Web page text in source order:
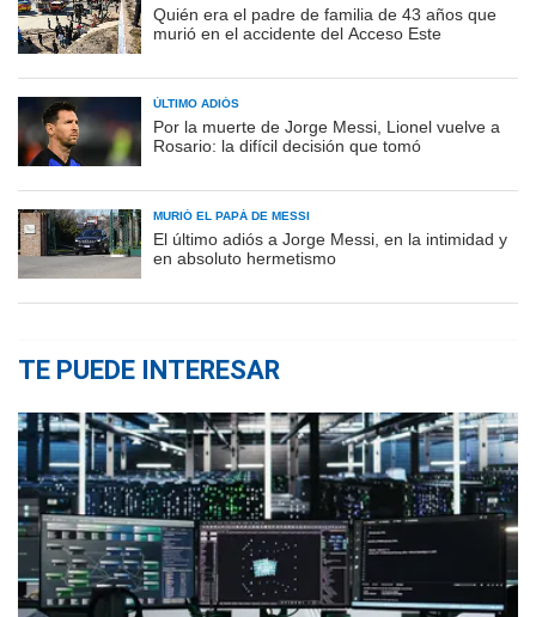
Quién era el padre de familia de 43 años que
murió en el accidente del Acceso Este
ÚLTIMO ADIÓS
Por la muerte de Jorge Messi, Lionel vuelve a
Rosario: la difícil decisión que tomó
MURIÓ EL PAPÁ DE MESSI
El último adiós a Jorge Messi, en la intimidad y
en absoluto hermetismo
TE PUEDE INTERESAR